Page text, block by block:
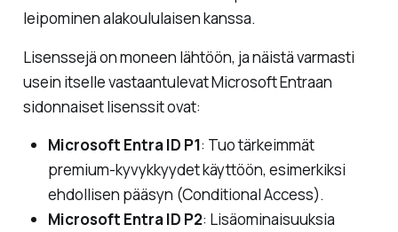
leipominen alakoululaisen kanssa.
Lisenssejä on moneen lähtöön, ja näistä varmasti
usein itselle vastaantulevat Microsoft Entraan
sidonnaiset lisenssit ovat:
Microsoft Entra ID P1: Tuo tärkeimmät
premium-kyvykkyydet käyttöön, esimerkiksi
ehdollisen pääsyn (Conditional Access).
Microsoft Entra ID P2: Lisäominaisuuksia